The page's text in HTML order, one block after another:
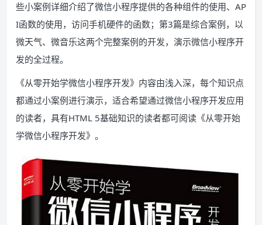
些小案例详细介绍了微信小程序提供的各种组件的使用、AP
I函数的使用，访问手机硬件的函数；第3篇是综合案例，以
微天气、微音乐这两个完整案例的开发，演示微信小程序开
发的全过程。
《从零开始学微信小程序开发》内容由浅入深，每个知识点
都通过小案例进行演示，适合希望通过微信小程序开发应用
的读者，具有HTML 5基础知识的读者都可阅读《从零开始
学微信小程序开发》。